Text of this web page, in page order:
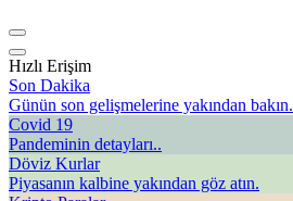
Hızlı Erişim
Son Dakika
Günün son gelişmelerine yakından bakın.
Covid 19
Pandeminin detayları..
Döviz Kurlar
Piyasanın kalbine yakından göz atın.